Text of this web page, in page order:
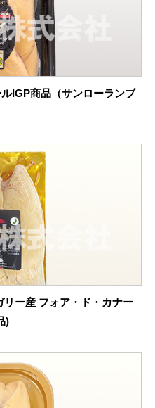
IGP商品（サンローランブ
ー産 フォア・ド・カナー
)